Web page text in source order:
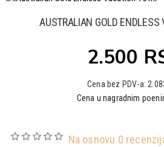
AUSTRALIAN GOLD
Na osnovu 0
2.500
Cena bez PDV-a:
Cena u nagradnim